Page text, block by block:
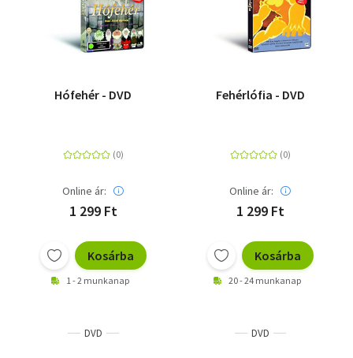
Természettudomány
Hófehér - DVD
Online ár:
1 299 Ft
Kosárba
1 - 2 munkanap
Fehérlófia - DVD
Online ár:
1 299 Ft
Kosárba
20 - 24 munkanap
DVD DVD